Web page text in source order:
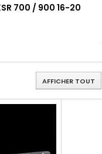
700 / 900 16-20
AFFICHER TOUT